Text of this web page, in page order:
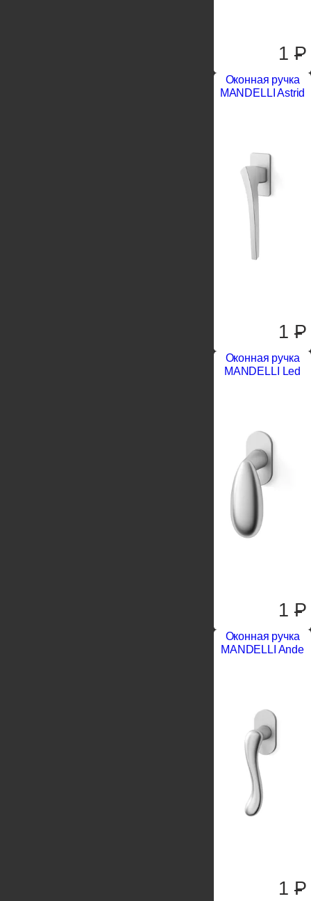
1P
Оконная ручка
MANDELLI Astrid
1P
Оконная ручка
MANDELLI Led
1P
Оконная ручка
MANDELLI Ande
1P